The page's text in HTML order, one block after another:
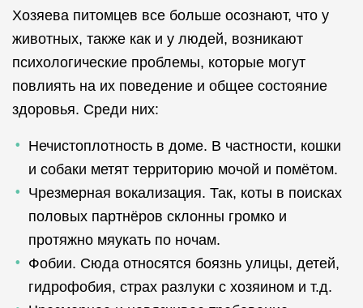
Хозяева питомцев все больше осознают, что у
животных, также как и у людей, возникают
психологические проблемы, которые могут
повлиять на их поведение и общее состояние
здоровья. Среди них:
Нечистоплотность в доме. В частности, кошки
и собаки метят территорию мочой и помётом.
Чрезмерная вокализация. Так, коты в поисках
половых партнёров склонны громко и
протяжно мяукать по ночам.
Фобии. Сюда относятся боязнь улицы, детей,
гидрофобия, страх разлуки с хозяином и т.д.